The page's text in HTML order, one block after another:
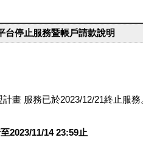
台停止服務暨帳戶請款說明
畫 服務已於2023/12/21終止服務
2023/11/14 23:59止